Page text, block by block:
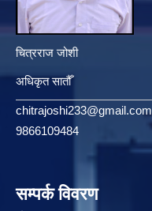
चित्रराज जोशी
अधिकृत सातौँ
chitrajoshi233@gmail.com
9866109484
सम्पर्क विवरण